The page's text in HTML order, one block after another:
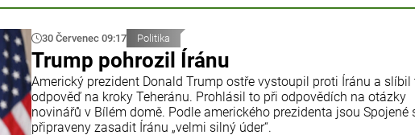
30 Červenec 09:17 Politika
Trump pohrozil Íránu
Americký prezident Donald Trump ostře vystoupil proti Íránu a slíbil
odpověď na kroky Teheránu. Prohlásil to při odpovědích na otázky
novinářů v Bílém domě. Podle amerického prezidenta jsou Spojené
připraveny zasadit Íránu „velmi silný úder“.